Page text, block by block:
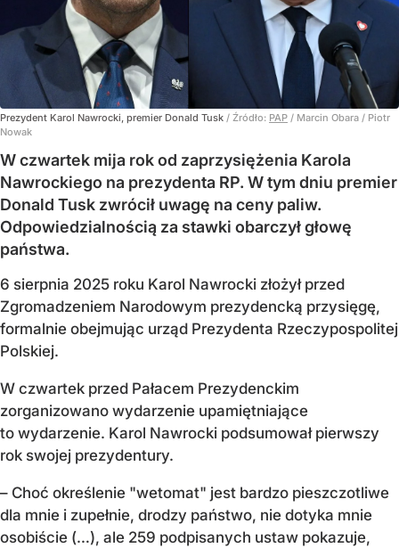
Prezydent Karol Nawrocki, premier Donald Tusk / Źródło: PAP / Marcin Obara / Piotr
Nowak
W czwartek mija rok od zaprzysiężenia Karola
Nawrockiego na prezydenta RP. W tym dniu premier
Donald Tusk zwrócił uwagę na ceny paliw.
Odpowiedzialnością za stawki obarczył głowę
państwa.
6 sierpnia 2025 roku Karol Nawrocki złożył przed
Zgromadzeniem Narodowym prezydencką przysięgę,
formalnie obejmując urząd Prezydenta Rzeczypospolitej
Polskiej.
W czwartek przed Pałacem Prezydenckim
zorganizowano wydarzenie upamiętniające
to wydarzenie. Karol Nawrocki podsumował pierwszy
rok swojej prezydentury.
– Choć określenie "wetomat" jest bardzo pieszczotliwe
dla mnie i zupełnie, drodzy państwo, nie dotyka mnie
osobiście (…), ale 259 podpisanych ustaw pokazuje,